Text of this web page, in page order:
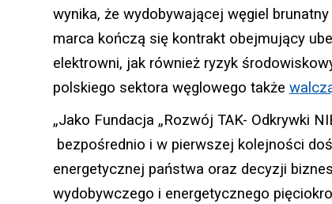
wynika, że wydobywającej węgiel
marca kończą się kontrakt obejmujący
elektrowni, jak również ryzyk
polskiego sektora węglowego także
„Jako Fundacja „Rozwój TAK- Odkrywki
bezpośrednio i w pierwszej kolejności
energetycznej państwa oraz decyzji
wydobywczego i energetycznego